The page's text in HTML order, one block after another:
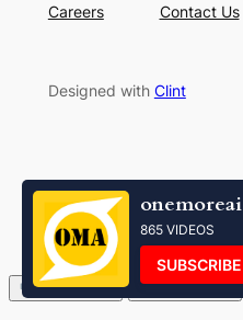
Careers
Contact Us
Designed with Clint
볼륨 줄이기 볼륨 키우기
onemoreai
865 VIDEOS
SUBSCRIBE